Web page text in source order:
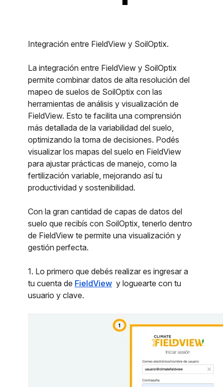
Integración entre FieldView y SoilOptix.
La integración entre FieldView y SoilOptix
permite combinar datos de alta resolución del
mapeo de suelos de SoilOptix con las
herramientas de análisis y visualización de
FieldView. Esto te facilita una comprensión
más detallada de la variabilidad del suelo,
optimizando la toma de decisiones. Podés
visualizar los mapas del suelo en FieldView
para ajustar prácticas de manejo, como la
fertilización variable, mejorando así tu
productividad y sostenibilidad.
Con la gran cantidad de capas de datos del
suelo que recibís con SoilOptix, tenerlo dentro
de FieldView te permite una visualización y
gestión perfecta. ​
1. Lo primero que debés realizar es ingresar a
tu cuenta de FieldView y loguearte con tu
usuario y clave.